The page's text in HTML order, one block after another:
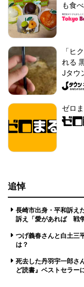
も食
「ヒ
れる
Jタウ
ゼロ
追悼
長崎市出身・平和訴え
訴え「愛があれば 戦
つげ義春さんと白土三
は？
死去した丹羽宇一郎さ
ど読書』ベストセラー